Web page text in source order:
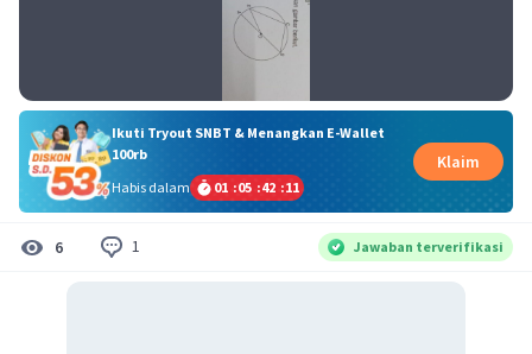
Ikuti Tryout SNBT & Menangkan E-Wallet
100rb
Habis dalam
01 :05 :42 :11
Klaim
6 1 Jawaban terverifikasi